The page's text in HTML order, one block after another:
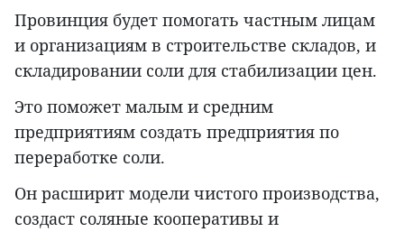
Провинция будет помогать частным лицам
и организациям в строительстве складов, и
складировании соли для стабилизации цен.
Это поможет малым и средним
предприятиям создать предприятия по
переработке соли.
Он расширит модели чистого производства,
создаст соляные кооперативы и